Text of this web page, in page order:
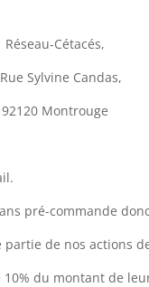
Réseau-Cétacés,
Sylvine Candas,
92120 Montrouge
pré-commande
de nos actions
du montant de